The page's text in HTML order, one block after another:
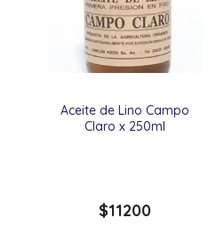
Aceite de Lino Campo
Claro x 250ml
$11200